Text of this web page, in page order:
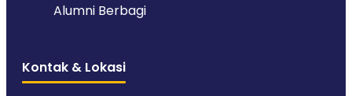
Alumni Berbagi
Kontak & Lokasi